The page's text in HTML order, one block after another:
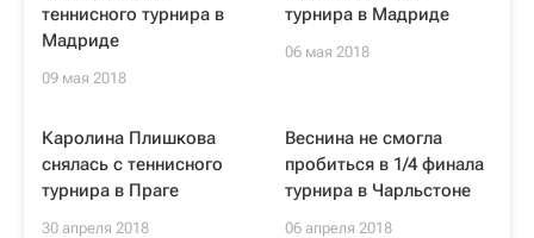
теннисного турнира в
Мадриде
09 мая 2018
турнира в Мадриде
06 мая 2018
Каролина Плишкова
снялась с теннисного
турнира в Праге
30 апреля 2018
Веснина не смогла
пробиться в 1/4 финала
турнира в Чарльстоне
06 апреля 2018